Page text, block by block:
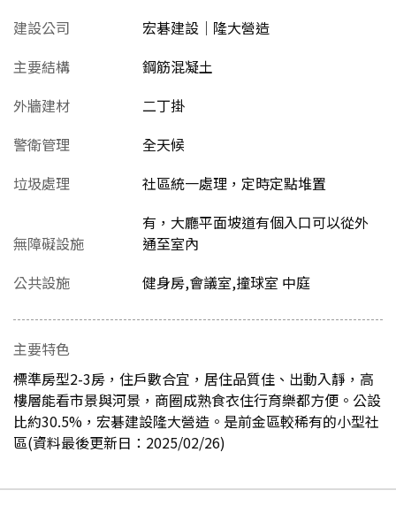
建設公司
宏碁建設│隆大營造
主要結構
鋼筋混凝土
外牆建材
二丁掛
警衛管理
全天候
垃圾處理
社區統一處理，定時定點堆置
無障礙設施
有，大廳平面坡道有個入口可以從外
通至室內
公共設施
健身房,會議室,撞球室 中庭
主要特色
標準房型2-3房，住戶數合宜，居住品質佳、出動入靜，高
樓層能看市景與河景，商圈成熟食衣住行育樂都方便。公設
比約30.5%，宏碁建設隆大營造。是前金區較稀有的小型社
區(資料最後更新日：2025/02/26)